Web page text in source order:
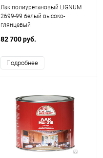
Лак полиуретановый LIGNUM
2699-99 белый высоко-
глянцевый
82 700 руб.
Подробнее